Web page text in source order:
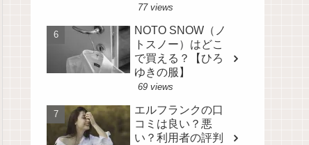
77 views
NOTO SNOW（ノ
トスノー）はどこ
で買える？【ひろ
ゆきの服】
69 views
エルフランクの口
コミは良い？悪
い？利用者の評判